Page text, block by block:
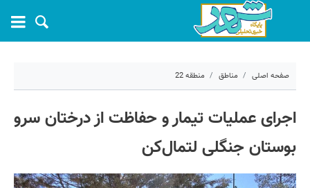
صفحه اصلی مناطق منطقه 22
کد مطلب:
اجرای عملیات تیمار و حفاظت از درختان سرو
بوستان جنگلی لتمال‌کن